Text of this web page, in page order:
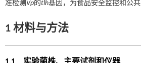
准检测 Vp的tlh基因，为食品安全监控和公共
1 材料与方法